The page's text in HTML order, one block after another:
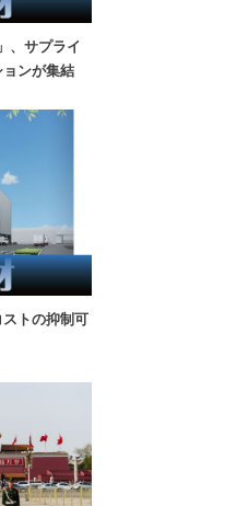
、サプライ
ンが集結
ストの抑制可